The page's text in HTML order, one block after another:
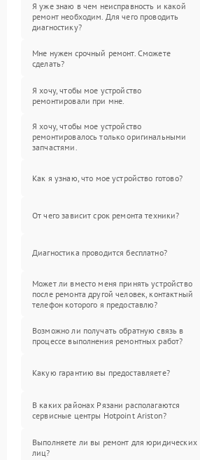
Я уже знаю в чем неисправность и какой
ремонт необходим. Для чего проводить
диагностику?
Мне нужен срочный ремонт. Сможете
сделать?
Я хочу, чтобы мое устройство
ремонтировали при мне.
Я хочу, чтобы мое устройство
ремонтировалось только оригинальными
запчастями.
Как я узнаю, что мое устройство готово?
От чего зависит срок ремонта техники?
Диагностика проводится бесплатно?
Может ли вместо меня принять устройство
после ремонта другой человек, контактный
телефон которого я предоставлю?
Возможно ли получать обратную связь в
процессе выполнения ремонтных работ?
Какую гарантию вы предоставляете?
В каких районах Рязани располагаются
сервисные центры Hotpoint Ariston?
Выполняете ли вы ремонт для юридических
лиц?